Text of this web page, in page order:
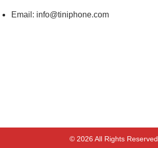
Email: info@tiniphone.com
© 2026 All Rights Reserved.